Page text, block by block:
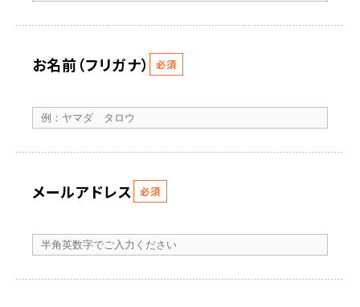
お名前（フリガナ） 必須
メールアドレス 必須